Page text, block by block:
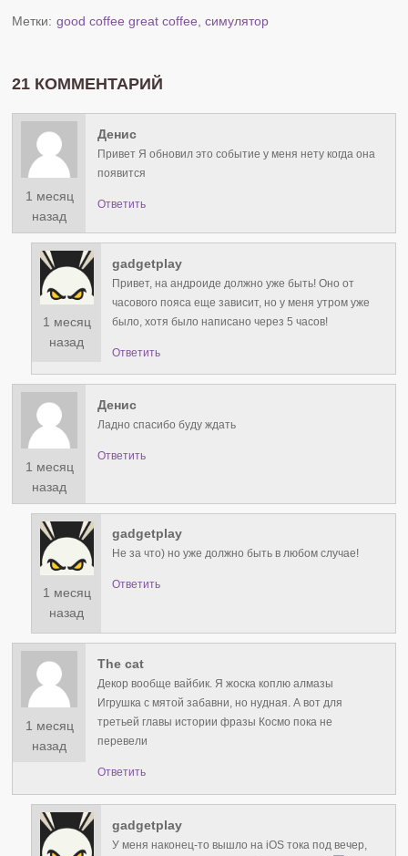
Метки: good coffee great coffee ,симулятор
21 КОММЕНТАРИЙ
1 месяц
назад
Денис
Привет Я обновил это событие у меня нету когда она
появится
Ответить
1 месяц
назад
gadgetplay
Привет, на андроиде должно уже быть! Оно от
часового пояса еще зависит, но у меня утром уже
было, хотя было написано через 5 часов!
Ответить
1 месяц
назад
Денис
Ладно спасибо буду ждать
Ответить
1 месяц
назад
gadgetplay
Не за что) но уже должно быть в любом случае!
Ответить
1 месяц
назад
The cat
Декор вообще вайбик. Я жоска коплю алмазы
Игрушка с мятой забавни, но нудная. А вот для
третьей главы истории фразы Космо пока не
перевели
Ответить
gadgetplay
У меня наконец-то вышло на iOS тока под вечер,